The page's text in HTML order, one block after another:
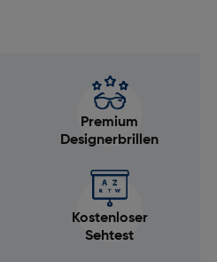
Premium
Designerbrillen
Kostenloser
Sehtest